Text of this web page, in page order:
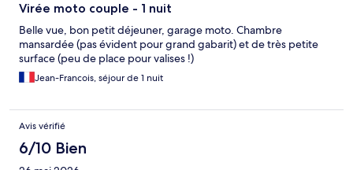
Virée moto couple - 1 nuit
Belle vue, bon petit déjeuner, garage moto. Chambre
mansardée (pas évident pour grand gabarit) et de très petite
surface (peu de place pour valises !)
Jean-Francois, séjour de 1 nuit
Avis vérifié
6/10 Bien